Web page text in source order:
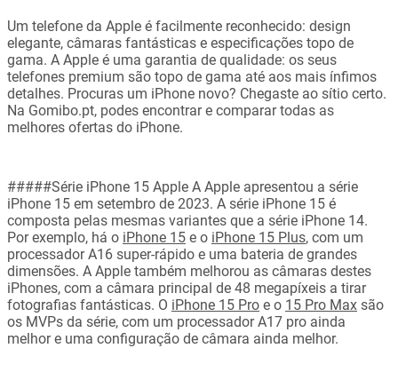
Um telefone da Apple é facilmente reconhecido: design
elegante, câmaras fantásticas e especificações topo de
gama. A Apple é uma garantia de qualidade: os seus
telefones premium são topo de gama até aos mais ínfimos
detalhes. Procuras um iPhone novo? Chegaste ao sítio certo.
Na Gomibo.pt, podes encontrar e comparar todas as
melhores ofertas do iPhone.
#####Série iPhone 15 Apple A Apple apresentou a série
iPhone 15 em setembro de 2023. A série iPhone 15 é
composta pelas mesmas variantes que a série iPhone 14.
Por exemplo, há o iPhone 15 e o iPhone 15 Plus, com um
processador A16 super-rápido e uma bateria de grandes
dimensões. A Apple também melhorou as câmaras destes
iPhones, com a câmara principal de 48 megapíxeis a tirar
fotografias fantásticas. O iPhone 15 Pro e o 15 Pro Max são
os MVPs da série, com um processador A17 pro ainda
melhor e uma configuração de câmara ainda melhor.